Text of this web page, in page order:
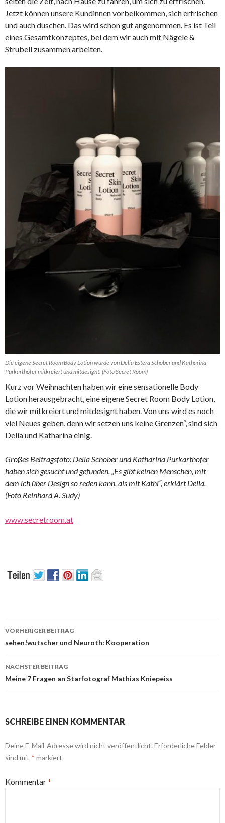
Jetzt können unsere Kundinnen vorbeikommen, sich erfrischen
und auch duschen. Das wird schon gut angenommen. Es ist Teil
eines Gesamtkonzeptes, bei dem wir auch mit Nägele &
Strubell zusammen arbeiten.
Die eigene Secret Room Body Lotion wurde von Delia Estera Schober und Katharina
Purkarthofer mitkreiert und mitdesignt. (Foto Secret Room)
Kurz vor Weihnachten haben wir eine sensationelle Body
Lotion herausgebracht, eine eigene Secret Room Body Lotion,
die wir mitkreiert und mitdesignt haben. Von uns wird es noch
viel Neues geben, denn wir setzen uns keine Grenzen“, sind sich
Delia und Katharina einig.
Großes Beitragsfoto: Delia Schober und Katharina Purkarthofer
haben sich gesucht und gefunden. „Es gibt keinen Menschen, mit
dem ich über Design so reden kann, als mit Kathi“, erklärt Delia.
(Foto Reinhard A. Sudy)
www.secretroom.at
Beitrags-
Navigation
VORHERIGER BEITRAG
sehen!wutscher und Neuroth: Kooperation
NÄCHSTER BEITRAG
Meine 7 Fragen an Starfotograf Mathias Kniepeiss
SCHREIBE EINEN KOMMENTAR
Deine E-Mail-Adresse wird nicht veröffentlicht.Erforderliche Felder
sind mit * markiert
Kommentar*